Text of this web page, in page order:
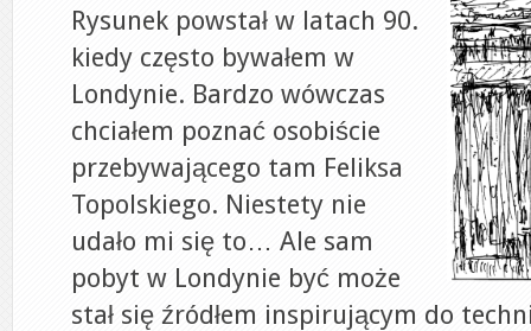
Rysunek powstał w latach 90.
kiedy często bywałem w
Londynie. Bardzo wówczas
chciałem poznać osobiście
przebywającego tam Feliksa
Topolskiego. Niestety nie
udało mi się to… Ale sam
pobyt w Londynie być może
stał się źródłem inspirującym do